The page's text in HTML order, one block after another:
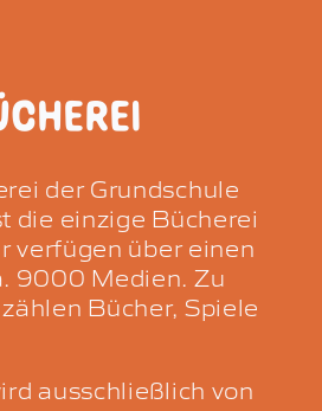
der Grundschule
die einzige Bücherei
verfügen über einen
9000 Medien. Zu
Bücher, Spiele
ausschließlich von